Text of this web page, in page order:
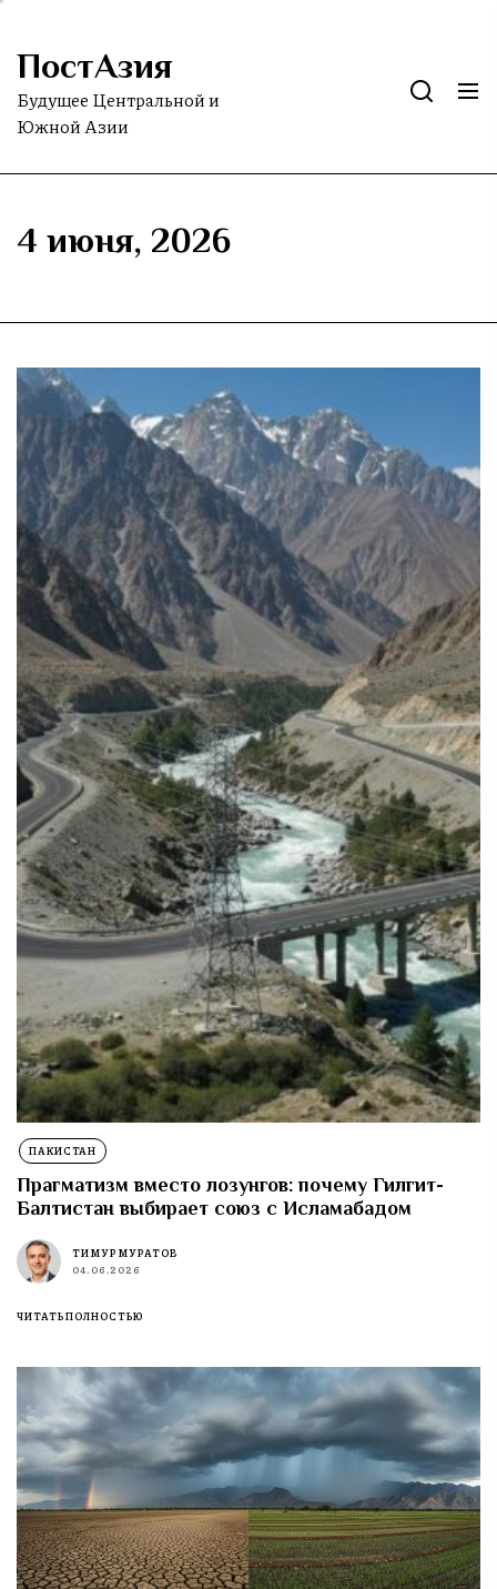
Skip
the
content
ПостАзия
Будущее Центральной и
Южной Азии
4 июня, 2026
ПАКИСТАН
Прагматизм вместо лозунгов: почему Гилгит-
Балтистан выбирает союз с Исламабадом
ТИМУР МУРАТОВ
04.06.2026
ЧИТАТЬ ПОЛНОСТЬЮ